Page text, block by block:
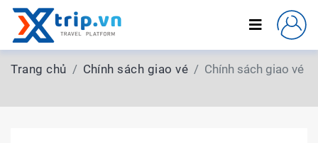
Trang chủ Chính sách giao vé Chính sách giao vé